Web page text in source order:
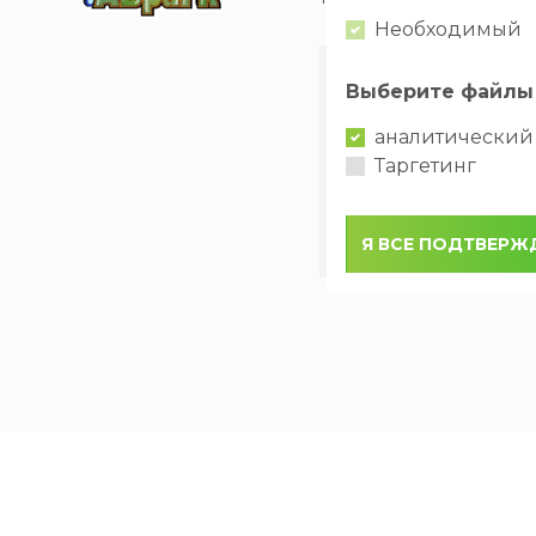
Необходимый
Выберите файлы
аналитический
Таргетинг
Я ВСЕ